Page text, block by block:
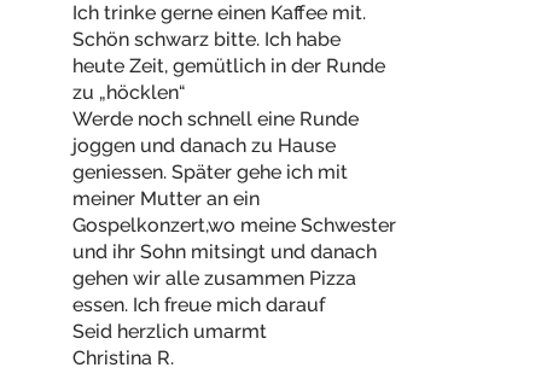
Ich trinke gerne einen Kaffee mit.
Schön schwarz bitte. Ich habe
heute Zeit, gemütlich in der Runde
zu „höcklen“
Werde noch schnell eine Runde
joggen und danach zu Hause
geniessen. Später gehe ich mit
meiner Mutter an ein
Gospelkonzert,wo meine Schwester
und ihr Sohn mitsingt und danach
gehen wir alle zusammen Pizza
essen. Ich freue mich darauf
Seid herzlich umarmt
Christina R.